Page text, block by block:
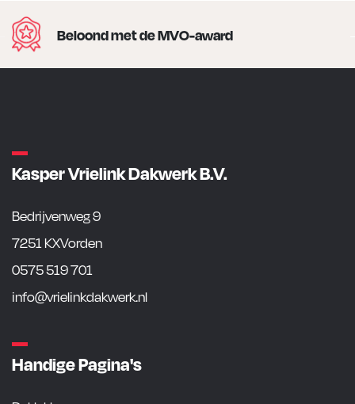
Beloond met de MVO-award
Kasper Vrielink Dakwerk B.V.
Bedrijvenweg 9
7251 KXVorden
0575 519 701
info@vrielinkdakwerk.nl
Handige Pagina's